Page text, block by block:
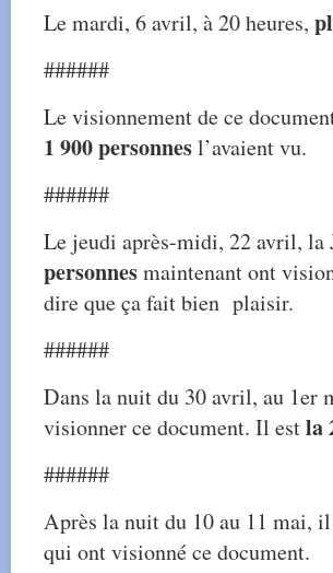
Le mardi, 6 avril, à 20 heures,
######
Le visionnement de ce
1 900 personnesl’avaient vu.
######
Le jeudi après-midi, 22 avril, la
personnesmaintenant ont
dire que ça fait bien plaisir.
######
Dans la nuit du 30 avril, au 1er
visionner ce document. Il estla
######
Après la nuit du 10 au 11 mai,
qui ont visionné ce document.